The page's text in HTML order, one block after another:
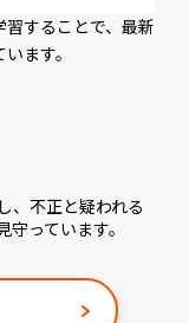
することで、最新
ます。
、不正と疑われる
っています。